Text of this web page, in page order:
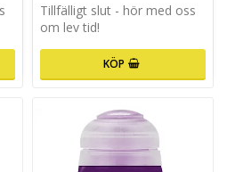
Tillfälligt slut - hör med oss
om lev tid!
KÖP